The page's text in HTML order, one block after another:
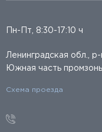
Пн-Пт, 8:30-17:10 ч
Ленинградская обл.,
Южная часть
Схема проезда